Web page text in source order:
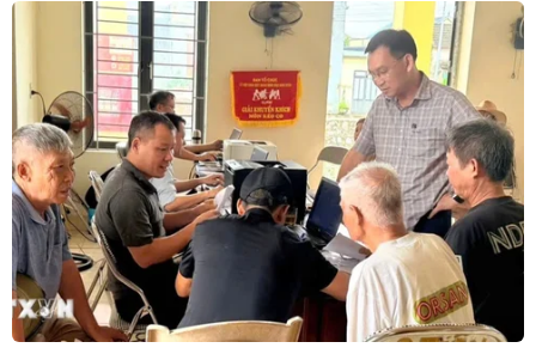
người, bao gồm 28 quân nhân và 13 dân thường, trong
đợt trao đổi tù nhân mới nhất giữa Ukraine và Nga.